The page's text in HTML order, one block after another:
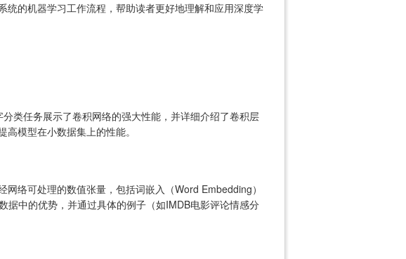
的机器学习工作流程，帮助读者更好地理解和应用深度学
类任务展示了卷积网络的强大性能，并详细介绍了卷积层
模型在小数据集上的性能。
络可处理的数值张量，包括词嵌入（Word Embedding）
中的优势，并通过具体的例子（如IMDB电影评论情感分